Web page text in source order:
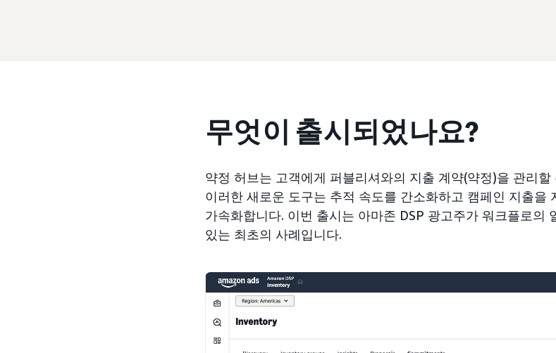
무엇이 출시되었나요?
약정 허브는 고객에게 퍼블리셔와의 지출 계약(약정)을 관리
이러한 새로운 도구는 추적 속도를 간소화하고 캠페인 지출을
가속화합니다. 이번 출시는 아마존 DSP 광고주가 워크플로의
있는 최초의 사례입니다.